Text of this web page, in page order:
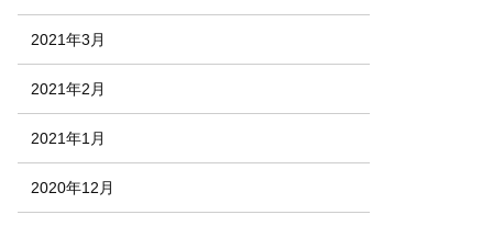
2021年3月
2021年2月
2021年1月
2020年12月